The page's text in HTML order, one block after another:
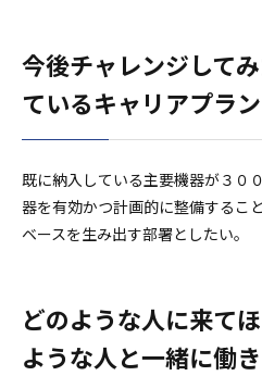
今後チャレンジして
ているキャリアプラ
既に納入している主要機器が３０
器を有効かつ計画的に整備するこ
ベースを生み出す部署としたい。
どのような人に来て
ような人と一緒に働